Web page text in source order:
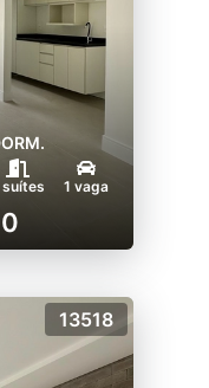
suítes 1 vaga
13518